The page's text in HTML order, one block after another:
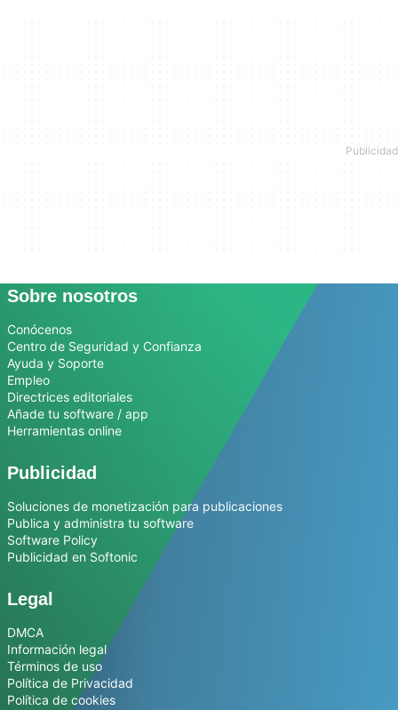
Sobre nosotros
Conócenos
Centro de Seguridad y Confianza
Ayuda y Soporte
Empleo
Directrices editoriales
Añade tu software / app
Herramientas online
Publicidad
Soluciones de monetización para publicaciones
Publica y administra tu software
Software Policy
Publicidad en Softonic
Legal
DMCA
Información legal
Términos de uso
Política de Privacidad
Política de cookies